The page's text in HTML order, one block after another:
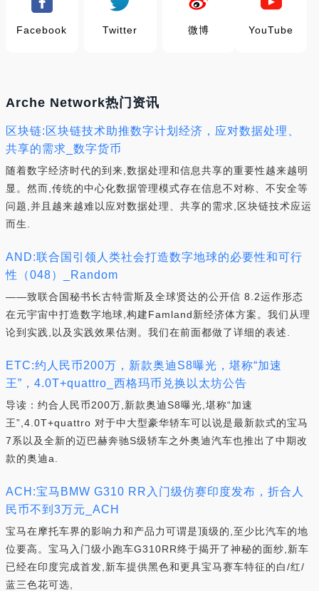
Facebook Twitter 微博 YouTube
Arche Network热门资讯
区块链:区块链技术助推数字计划经济，应对数据处理、
共享的需求_数字货币
随着数字经济时代的到来,数据处理和信息共享的重要性越来越明
显。然而,传统的中心化数据管理模式存在信息不对称、不安全等
问题,并且越来越难以应对数据处理、共享的需求,区块链技术应运
而生.
AND:联合国引领人类社会打造数字地球的必要性和可行
性（048）_Random
——致联合国秘书长古特雷斯及全球贤达的公开信 8.2运作形态
在元宇宙中打造数字地球,构建Famland新经济体方案。我们从理
论到实践,以及实践效果估测。我们在前面都做了详细的表述.
ETC:约人民币200万，新款奥迪S8曝光，堪称“加速
王”，4.0T+quattro_西格玛币兑换以太坊公告
导读：约合人民币200万,新款奥迪S8曝光,堪称“加速
王”,4.0T+quattro 对于中大型豪华轿车可以说是最新款式的宝马
7系以及全新的迈巴赫奔驰S级轿车之外奥迪汽车也推出了中期改
款的奥迪a.
ACH:宝马BMW G310 RR入门级仿赛印度发布，折合人
民币不到3万元_ACH
宝马在摩托车界的影响力和产品力可谓是顶级的,至少比汽车的地
位要高。宝马入门级小跑车G310RR终于揭开了神秘的面纱,新车
已经在印度完成首发,新车提供黑色和更具宝马赛车特征的白/红/
蓝三色花可选,